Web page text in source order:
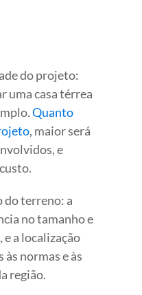
do projeto:
uma casa térrea
Quanto
, maior será
e
do terreno: a
no tamanho e
a localização
normas e às
região.